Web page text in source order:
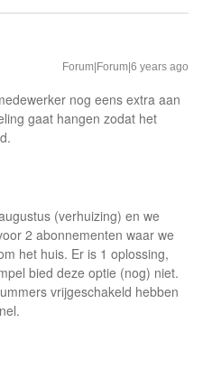
Forum|Forum|6 years ago
nog eens extra aan
gaat hangen zodat het
(verhuizing) en we
2 abonnementen waar we
het huis. Er is 1 oplossing,
bied deze optie (nog) niet.
vrijgeschakeld hebben